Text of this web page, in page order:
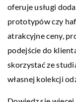
oferuje usługi
prototypów czy
atrakcyjne ceny,
podejście do
skorzystać ze
własnej kolekcji